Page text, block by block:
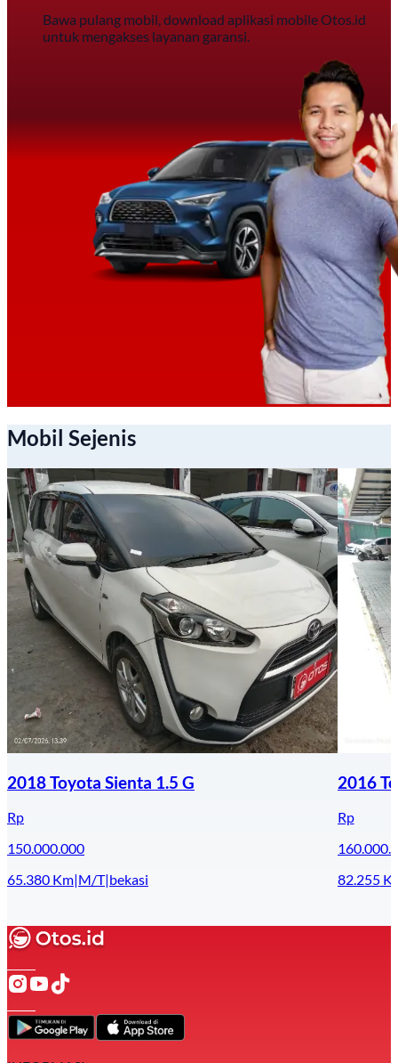
Bawa pulang mobil, download aplikasi mobile Otos.id
untuk mengakses layanan garansi.
Mobil Sejenis
2018 Toyota Sienta 1.5 G
Rp
150.000.000
65.380 Km|M/T|bekasi
2016
Rp
82.255